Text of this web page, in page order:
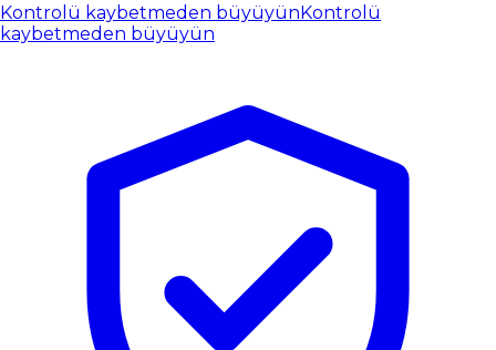
Kontrolü kaybetmeden büyüyünKontrolü
kaybetmeden büyüyün